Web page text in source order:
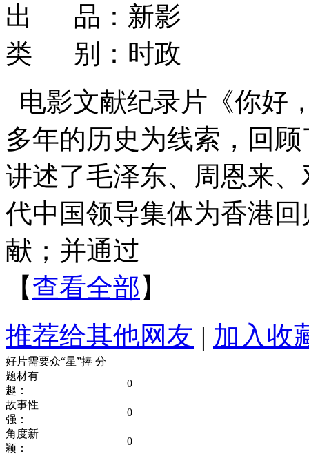
出 品：新影
类 别：时政
电影文献纪录片《你好
多年的历史为线索，回
讲述了毛泽东、周恩来
代中国领导集体为香港
献；并通过
【查看全部 】
推荐给其他网友 | 加入收
好片需要众“星”捧 分
题材有
趣：
0
故事性
强：
0
角度新
颖：
0